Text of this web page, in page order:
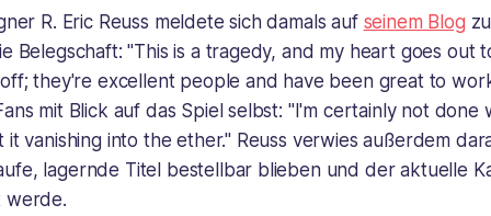
R. Eric Reuss meldete sich damals auf seinem Blog
Belegschaft: "This is a tragedy, and my heart goes out
they're excellent people and have been great to
mit Blick auf das Spiel selbst: "I'm certainly not done
vanishing into the ether." Reuss verwies außerdem
lagernde Titel bestellbar blieben und der aktuelle
werde.